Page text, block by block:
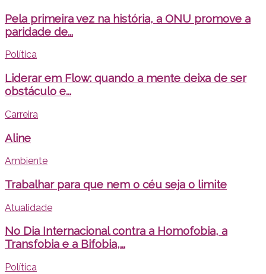
Pela primeira vez na história, a ONU promove a
paridade de...
Política
Liderar em Flow: quando a mente deixa de ser
obstáculo e...
Carreira
Aline
Ambiente
Trabalhar para que nem o céu seja o limite
Atualidade
No Dia Internacional contra a Homofobia, a
Transfobia e a Bifobia,...
Política